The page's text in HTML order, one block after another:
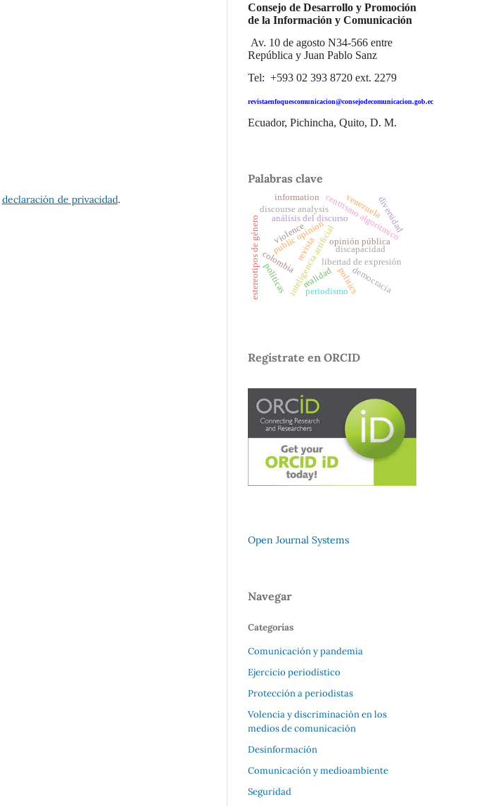
declaración de privacidad.
Consejo de Desarrollo y Promoción
de la Información y Comunicación
Av. 10 de agosto N34-566 entre
República y Juan Pablo Sanz
Tel: +593 02 393 8720 ext. 2279
revistaenfoquescomunicacion@consejodecomunicacion.gob.ec
Ecuador, Pichincha, Quito, D. M.
Palabras clave
inteligencia artificial
análisis del discursocentrismo algorítmico
libertad de expresión
opinión pública
discourse analysis
public opinion
estereotipos de género discapacidad
diversidad
realidad
colombia
venezuela
políticas politics
revista
democracia
information
periodismo
violence
Regístrate en ORCID
Open Journal Systems
Navegar
Categorías
Comunicación y pandemia
Ejercicio periodístico
Protección a periodistas
Volencia y discriminación en los
medios de comunicación
Desinformación
Comunicación y medioambiente
Seguridad